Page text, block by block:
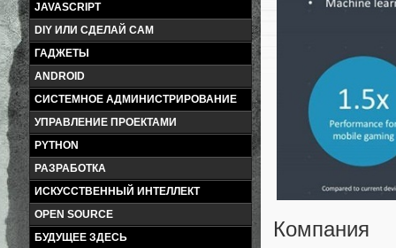
JAVASCRIPT
DIY ИЛИ СДЕЛАЙ САМ
ГАДЖЕТЫ
ANDROID
СИСТЕМНОЕ АДМИНИСТРИРОВАНИЕ
УПРАВЛЕНИЕ ПРОЕКТАМИ
PYTHON
РАЗРАБОТКА
ИСКУССТВЕННЫЙ ИНТЕЛЛЕКТ
OPEN SOURCE
БУДУЩЕЕ ЗДЕСЬ
Компания